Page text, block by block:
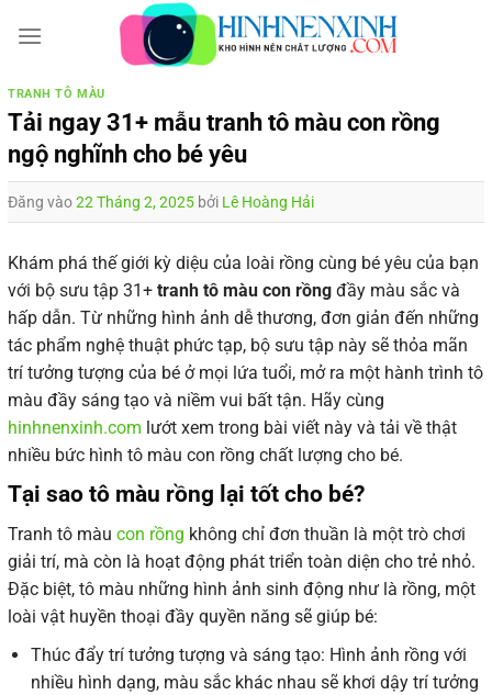
qua
dung
TRANH TÔ MÀU
Tải ngay 31+ mẫu tranh tô màu con rồng
ngộ nghĩnh cho bé yêu
Đăng vào22 Tháng 2, 2025 bởi Lê Hoàng Hải
Khám phá thế giới kỳ diệu của loài rồng cùng bé yêu của bạn
với bộ sưu tập 31+ tranh tô màu con rồng đầy màu sắc và
hấp dẫn. Từ những hình ảnh dễ thương, đơn giản đến những
tác phẩm nghệ thuật phức tạp, bộ sưu tập này sẽ thỏa mãn
trí tưởng tượng của bé ở mọi lứa tuổi, mở ra một hành trình tô
màu đầy sáng tạo và niềm vui bất tận. Hãy cùng
hinhnenxinh.com lướt xem trong bài viết này và tải về thật
nhiều bức hình tô màu con rồng chất lượng cho bé.
Tại sao tô màu rồng lại tốt cho bé?
Tranh tô màu con rồng không chỉ đơn thuần là một trò chơi
giải trí, mà còn là hoạt động phát triển toàn diện cho trẻ nhỏ.
Đặc biệt, tô màu những hình ảnh sinh động như là rồng, một
loài vật huyền thoại đầy quyền năng sẽ giúp bé:
Thúc đẩy trí tưởng tượng và sáng tạo: Hình ảnh rồng với
nhiều hình dạng, màu sắc khác nhau sẽ khơi dậy trí tưởng